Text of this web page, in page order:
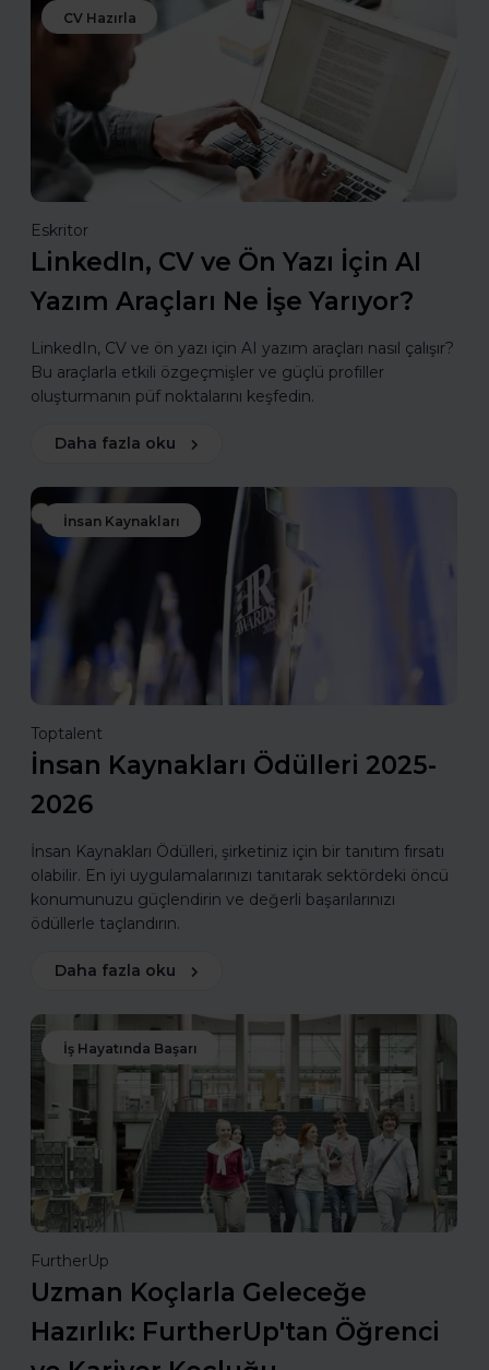
CV Hazırla
Eskritor
LinkedIn, CV ve Ön Yazı İçin AI
Yazım Araçları Ne İşe Yarıyor?
LinkedIn, CV ve ön yazı için AI yazım araçları nasıl çalışır?
Bu araçlarla etkili özgeçmişler ve güçlü profiller
oluşturmanın püf noktalarını keşfedin.
Daha fazla oku
İnsan Kaynakları
Toptalent
İnsan Kaynakları Ödülleri 2025-
2026
İnsan Kaynakları Ödülleri, şirketiniz için bir tanıtım fırsatı
olabilir. En iyi uygulamalarınızı tanıtarak sektördeki öncü
konumunuzu güçlendirin ve değerli başarılarınızı
ödüllerle taçlandırın.
Daha fazla oku
İş Hayatında Başarı
FurtherUp
Uzman Koçlarla Geleceğe
Hazırlık: FurtherUp'tan Öğrenci